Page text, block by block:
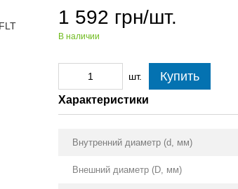
1 592 грн/шт.
В наличии
шт. Купить
Характеристики
Внутренний диаметр (d, мм)
Внешний диаметр (D, мм)